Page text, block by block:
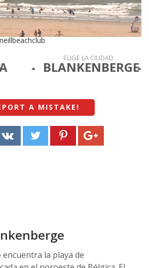
Video
ELIGE LA CIUDAD
BLANKENBERGE
A MISTAKE !
encuentra la playa de